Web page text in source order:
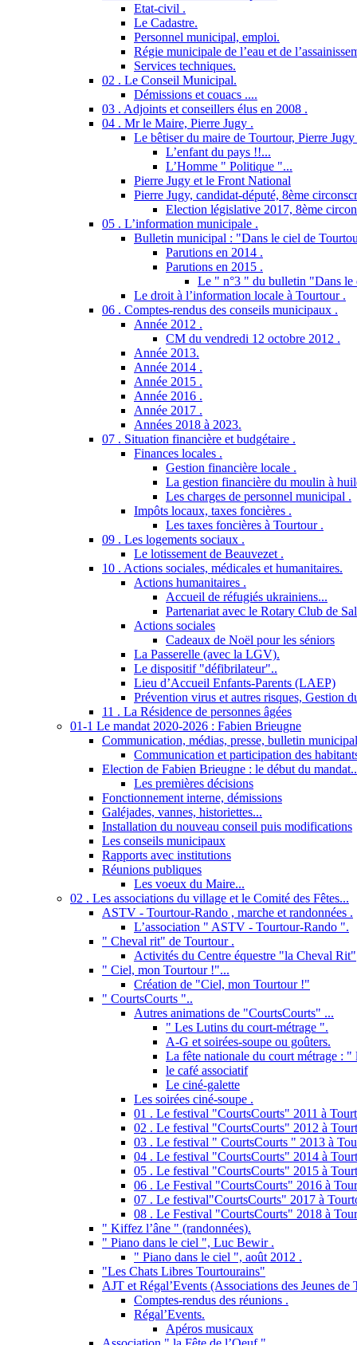
Etat-civil .
Le Cadastre.
Personnel municipal, emploi.
Régie municipale de l’eau et de
Services techniques.
02 . Le Conseil Municipal.
Démissions et couacs ....
03 . Adjoints et conseillers élus en 2008 .
04 . Mr le Maire, Pierre Jugy .
Le bêtiser du maire de Tourtour, Pierre Jugy
L’enfant du pays !!...
L’Homme " Politique "...
Pierre Jugy et le Front National
Pierre Jugy, candidat-député, 8ème
Election législative 2017, 8ème
05 . L’information municipale .
Bulletin municipal : "Dans le ciel de
Parutions en 2014 .
Parutions en 2015 .
Le " n°3 " du bulletin "Dans le
Le droit à l’information locale à Tourtour .
06 . Comptes-rendus des conseils municipaux .
Année 2012 .
CM du vendredi 12 octobre 2012 .
Année 2013.
Année 2014 .
Année 2015 .
Année 2016 .
Année 2017 .
Années 2018 à 2023.
07 . Situation financière et budgétaire .
Finances locales .
Gestion financière locale .
La gestion financière du moulin à
Les charges de personnel municipal .
Impôts locaux, taxes foncières .
Les taxes foncières à Tourtour .
09 . Les logements sociaux .
Le lotissement de Beauvezet .
10 . Actions sociales, médicales et humanitaires.
Actions humanitaires .
Accueil de réfugiés ukrainiens...
Partenariat avec le Rotary Club de
Actions sociales
Cadeaux de Noël pour les séniors
La Passerelle (avec la LGV).
Le dispositif "défibrilateur"..
Lieu d’Accueil Enfants-Parents (LAEP)
Prévention virus et autres risques, Gestion
11 . La Résidence de personnes âgées
01-1 Le mandat 2020-2026 : Fabien Brieugne
Communication, médias, presse, bulletin
Communication et participation des
Election de Fabien Brieugne : le début du
Les premières décisions
Fonctionnement interne, démissions
Galéjades, vannes, historiettes...
Installation du nouveau conseil puis modifications
Les conseils municipaux
Rapports avec institutions
Réunions publiques
Les voeux du Maire...
02 . Les associations du village et le Comité des Fêtes...
ASTV - Tourtour-Rando , marche et randonnées .
L’association " ASTV - Tourtour-Rando ".
" Cheval rit" de Tourtour .
Activités du Centre équestre "la Cheval Rit"
" Ciel, mon Tourtour !"...
Création de "Ciel, mon Tourtour !"
" CourtsCourts "..
Autres animations de "CourtsCourts" ...
" Les Lutins du court-métrage ".
A-G et soirées-soupe ou goûters.
La fête nationale du court métrage :
le café associatif
Le ciné-galette
Les soirées ciné-soupe .
01 . Le festival "CourtsCourts" 2011 à
02 . Le festival "CourtsCourts" 2012 à
03 . Le festival " CourtsCourts " 2013 à
04 . Le festival "CourtsCourts" 2014 à
05 . Le festival "CourtsCourts" 2015 à
06 . Le Festival "CourtsCourts" 2016 à
07 . Le festival"CourtsCourts" 2017 à
08 . Le Festival "CourtsCourts" 2018 à
" Kiffez l’âne " (randonnées).
" Piano dans le ciel ", Luc Bewir .
" Piano dans le ciel ", août 2012 .
"Les Chats Libres Tourtourains"
AJT et Régal’Events (Associations des Jeunes de
Comptes-rendus des réunions .
Régal’Events.
Apéros musicaux